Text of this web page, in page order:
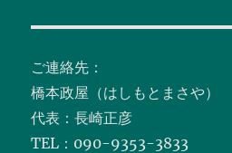
ン
ご連絡先：
橋本政屋（はしもとまさや）
代表：長崎正彦
TEL：090-9353-3833